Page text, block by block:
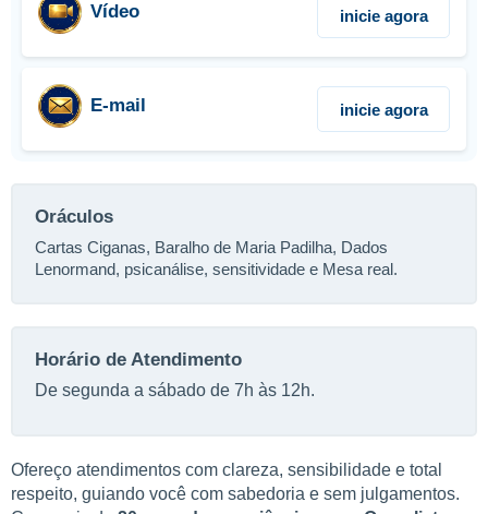
Vídeo inicie agora
E-mail inicie agora
Oráculos
Cartas Ciganas, Baralho de Maria Padilha, Dados
Lenormand, psicanálise, sensitividade e Mesa real.
Horário de Atendimento
De segunda a sábado de 7h às 12h.
Ofereço atendimentos com clareza, sensibilidade e total
respeito, guiando você com sabedoria e sem julgamentos.